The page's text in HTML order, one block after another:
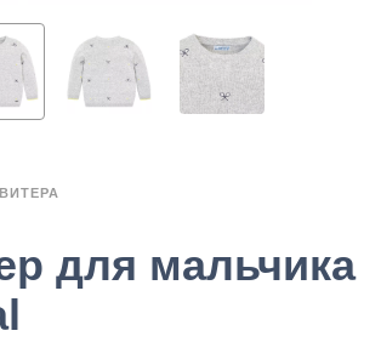
для мальчика